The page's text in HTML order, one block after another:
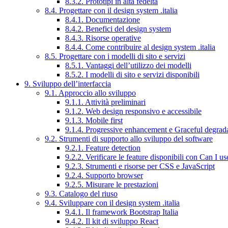
8.4. Progettare con il design system .italia
8.4.1. Documentazione
8.4.2. Benefici del design system
8.4.3. Risorse operative
8.4.4. Come contribuire al design system .italia
8.5. Progettare con i modelli di sito e servizi
8.5.1. Vantaggi dell’utilizzo dei modelli
8.5.2. I modelli di sito e servizi disponibili
9. Sviluppo dell’interfaccia
9.1. Approccio allo sviluppo
9.1.1. Attività preliminari
9.1.2. Web design responsivo e accessibile
9.1.3. Mobile first
9.1.4. Progressive enhancement e Graceful
9.2. Strumenti di supporto allo sviluppo del software
9.2.1. Feature detection
9.2.2. Verificare le feature disponibili con Can I
9.2.3. Strumenti e risorse per CSS e JavaScript
9.2.4. Supporto browser
9.2.5. Misurare le prestazioni
9.3. Catalogo del riuso
9.4. Sviluppare con il design system .italia
9.4.1. Il framework Bootstrap Italia
9.4.2. Il kit di sviluppo React